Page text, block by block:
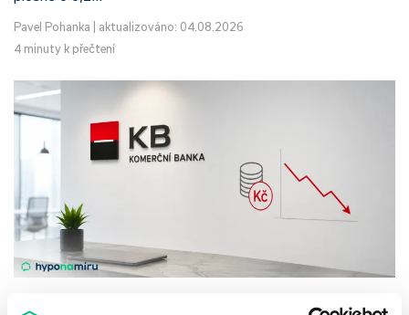
Pavel Pohanka
aktualizováno: 04.08.2026
4 minuty k přečtení
Komerční banka: pokles zisku